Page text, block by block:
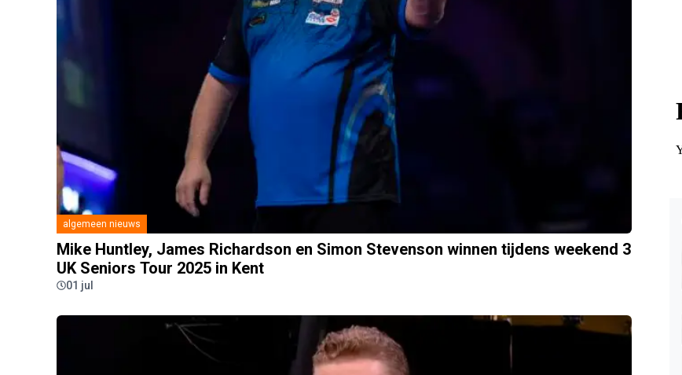
algemeen nieuws
Mike Huntley, James Richardson en Simon Stevenson winnen tijdens weekend 3
UK Seniors Tour 2025 in Kent
01 jul